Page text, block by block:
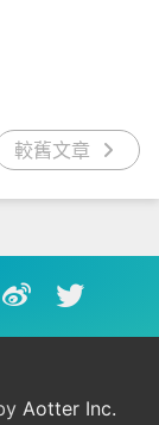
較舊文章
Aotter Inc.